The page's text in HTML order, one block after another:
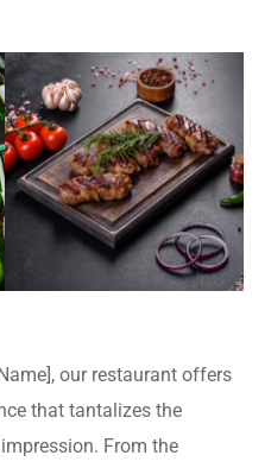
our restaurant offers
that tantalizes the
From the